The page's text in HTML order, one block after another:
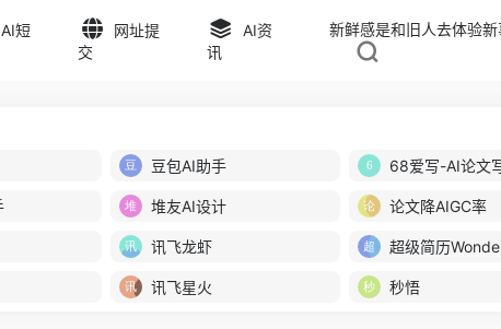
AI短
网址提
交
AI资
讯
新鲜感是和旧人去体验新
豆包AI助手 68爱写-AI论文
堆友AI设计 论文降AIGC率
讯飞龙虾 超级简历
讯飞星火 秒悟